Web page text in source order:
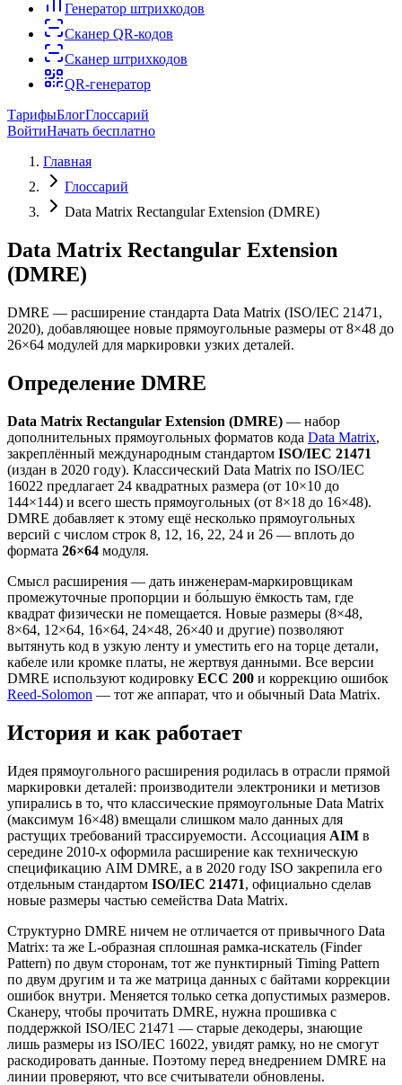
Генератор штрихкодов
Сканер QR-кодов
Сканер штрихкодов
QR-генератор
ТарифыБлогГлоссарий
ВойтиНачать бесплатно
Главная
Глоссарий
Data Matrix Rectangular Extension (DMRE)
Data Matrix Rectangular Extension
(DMRE)
DMRE — расширение стандарта Data Matrix (ISO/IEC 21471,
2020), добавляющее новые прямоугольные размеры от 8×48 до
26×64 модулей для маркировки узких деталей.
Определение DMRE
Data Matrix Rectangular Extension (DMRE) — набор
дополнительных прямоугольных форматов кода Data Matrix,
закреплённый международным стандартом ISO/IEC 21471
(издан в 2020 году). Классический Data Matrix по ISO/IEC
16022 предлагает 24 квадратных размера (от 10×10 до
144×144) и всего шесть прямоугольных (от 8×18 до 16×48).
DMRE добавляет к этому ещё несколько прямоугольных
версий с числом строк 8, 12, 16, 22, 24 и 26 — вплоть до
формата 26×64 модуля.
Смысл расширения — дать инженерам-маркировщикам
промежуточные пропорции и бо́льшую ёмкость там, где
квадрат физически не помещается. Новые размеры (8×48,
8×64, 12×64, 16×64, 24×48, 26×40 и другие) позволяют
вытянуть код в узкую ленту и уместить его на торце детали,
кабеле или кромке платы, не жертвуя данными. Все версии
DMRE используют кодировку ECC 200 и коррекцию ошибок
Reed-Solomon — тот же аппарат, что и обычный Data Matrix.
История и как работает
Идея прямоугольного расширения родилась в отрасли прямой
маркировки деталей: производители электроники и метизов
упирались в то, что классические прямоугольные Data Matrix
(максимум 16×48) вмещали слишком мало данных для
растущих требований трассируемости. Ассоциация AIM в
середине 2010-х оформила расширение как техническую
спецификацию AIM DMRE, а в 2020 году ISO закрепила его
отдельным стандартом ISO/IEC 21471, официально сделав
новые размеры частью семейства Data Matrix.
Структурно DMRE ничем не отличается от привычного Data
Matrix: та же L-образная сплошная рамка-искатель (Finder
Pattern) по двум сторонам, тот же пунктирный Timing Pattern
по двум другим и та же матрица данных с байтами коррекции
ошибок внутри. Меняется только сетка допустимых размеров.
Сканеру, чтобы прочитать DMRE, нужна прошивка с
поддержкой ISO/IEC 21471 — старые декодеры, знающие
лишь размеры из ISO/IEC 16022, увидят рамку, но не смогут
раскодировать данные. Поэтому перед внедрением DMRE на
линии проверяют, что все считыватели обновлены.